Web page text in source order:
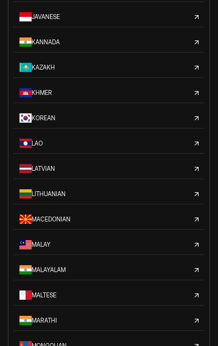
JAVANESE
KANNADA
KAZAKH
KHMER
KOREAN
LAO
LATVIAN
LITHUANIAN
MACEDONIAN
MALAY
MALAYALAM
MALTESE
MARATHI